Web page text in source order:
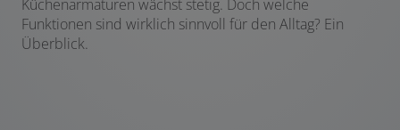
Küchenarmaturen wächst stetig. Doch welche
Funktionen sind wirklich sinnvoll für den Alltag? Ein
Überblick.